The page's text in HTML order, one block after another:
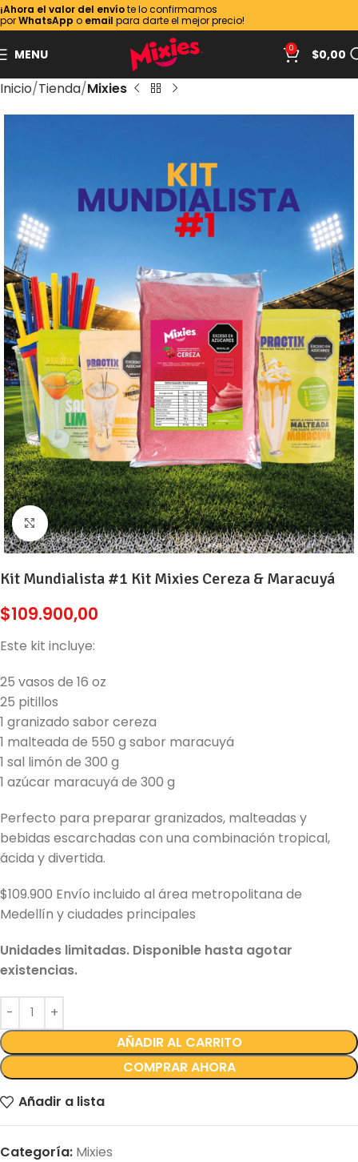
¡Ahora el valor del envíote lo confirmamos
porWhatsApp o email para darte el mejor precio!
MENU 0 $0,00
Inicio Tienda Mixies
Click to enlarge
Kit Mundialista #1 Kit Mixies Cereza & Maracuyá
$109.900,00
Este kit incluye:
25 vasos de 16 oz
25 pitillos
1 granizado sabor cereza
1 malteada de 550 g sabor maracuyá
1 sal limón de 300 g
1 azúcar maracuyá de 300 g
Perfecto para preparar granizados, malteadas y
bebidas escarchadas con una combinación tropical,
ácida y divertida.
$109.900 Envío incluido al área metropolitana de
Medellín y ciudades principales
Unidades limitadas. Disponible hasta agotar
existencias.
AÑADIR AL CARRITO
COMPRAR AHORA
Añadir a lista
Categoría: Mixies